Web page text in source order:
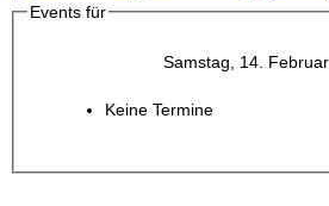
Events für
Samstag, 14.
Keine Termine